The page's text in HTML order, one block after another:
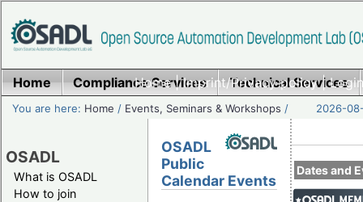
Home|Imprint/Privacy policy|
Home Compliance Services Technical Services
You are here: Home / Events, Seminars & Workshops / 2026-
OSADL
What is OSADL
How to join
Dates and
OSADL
Public
Calendar Events